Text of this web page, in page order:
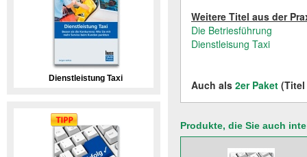
Dienstleistung Taxi
Weitere Titel aus der
Die Betriesführung
Dienstleisung Taxi
Auch als 2er Paket
Produkte, die Sie auch